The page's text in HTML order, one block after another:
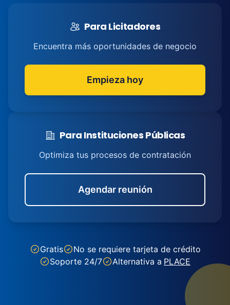
Para Licitadores
Encuentra más oportunidades de negocio
Empieza hoy
Para Instituciones Públicas
Optimiza tus procesos de contratación
Agendar reunión
Gratis
No se requiere tarjeta de crédito
Soporte 24/7
Alternativa a PLACE